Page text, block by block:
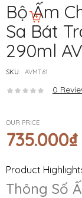
Bộ Ấm
Sa Bát
290ml
SKU: AVMT61
0
OUR PRICE
735.000₫
Product
Thông Số